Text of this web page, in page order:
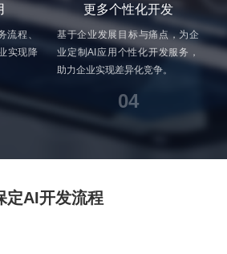
流程、
实现降
更多个性化开发
基于企业发展目标与痛点，为企
业定制AI应用个性化开发服务，
助力企业实现差异化竞争。
04
定AI开发流程